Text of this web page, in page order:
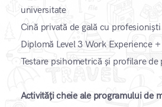
universitate
Cină privată de gală cu
Diplomă Level 3 Work Experience
Testare psihometrică și profilare de
​Activități cheie ale programului de